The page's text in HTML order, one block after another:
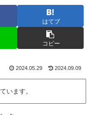
はてブ
コピー
2024.05.29 2024.09.09
います。